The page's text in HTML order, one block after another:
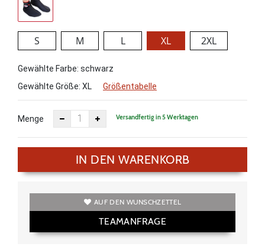
S M L XL 2XL
Gewählte Farbe: schwarz
Gewählte Größe: XL Größentabelle
Menge Versandfertig in 5 Werktagen
IN DEN WARENKORB
AUF DEN WUNSCHZETTEL
TEAMANFRAGE